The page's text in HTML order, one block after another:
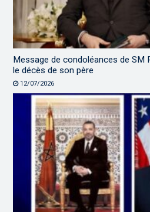
Message de condoléances de SM
le décès de son père
12/07/2026